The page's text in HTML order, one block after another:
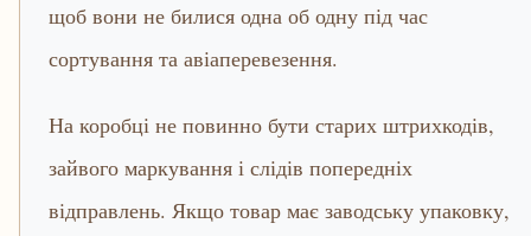
щоб вони не билися одна об одну під час
сортування та авіаперевезення.
На коробці не повинно бути старих штрихкодів,
зайвого маркування і слідів попередніх
відправлень. Якщо товар має заводську упаковку,